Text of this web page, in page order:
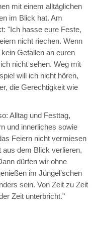
mit einem alltäglichen
im Blick hat. Am
"Ich hasse eure Feste,
nicht riechen. Wenn
Gefallen an euren
nicht sehen. Weg mit
will ich nicht hören,
die Gerechtigkeit wie
Alltag und Festtag,
und innerliches sowie
Feiern nicht vermiesen
aus dem Blick verlieren,
dürfen wir ohne
im Jüngel’schen
sein. Von Zeit zu Zeit
Zeit unterbricht."